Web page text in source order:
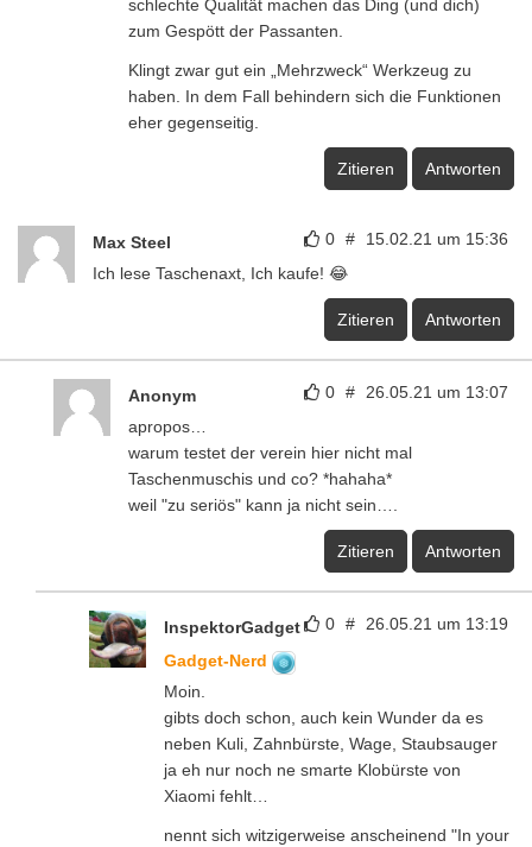
schlechte Qualität machen das Ding (und dich)
zum Gespött der Passanten.
Klingt zwar gut ein „Mehrzweck“ Werkzeug zu
haben. In dem Fall behindern sich die Funktionen
eher gegenseitig.
Zitieren Antworten
0 # 15.02.21 um 15:36
Max Steel
Ich lese Taschenaxt, Ich kaufe! 😂
Zitieren Antworten
0 # 26.05.21 um 13:07
Anonym
apropos…
warum testet der verein hier nicht mal
Taschenmuschis und co? *hahaha*
weil "zu seriös" kann ja nicht sein….
Zitieren Antworten
0 # 26.05.21 um 13:19
InspektorGadget
Gadget-Nerd
Moin.
gibts doch schon, auch kein Wunder da es
neben Kuli, Zahnbürste, Wage, Staubsauger
ja eh nur noch ne smarte Klobürste von
Xiaomi fehlt…
nennt sich witzigerweise anscheinend "In your